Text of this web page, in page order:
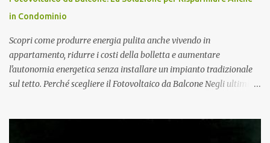
altri due Astronauti. Se volete rivivere la storica missione
dell'Apollo 11, la fondazione J.F. Kennedy ha messo a punto uno
spettacolare sit...
in Condominio
Scopri come produrre energia pulita anche vivendo in
appartamento, ridurre i costi della bolletta e aumentare
l'autonomia energetica senza installare un impianto tradizionale
sul tetto. Perché scegliere il Fotovoltaico da Balcone Negli ultimi